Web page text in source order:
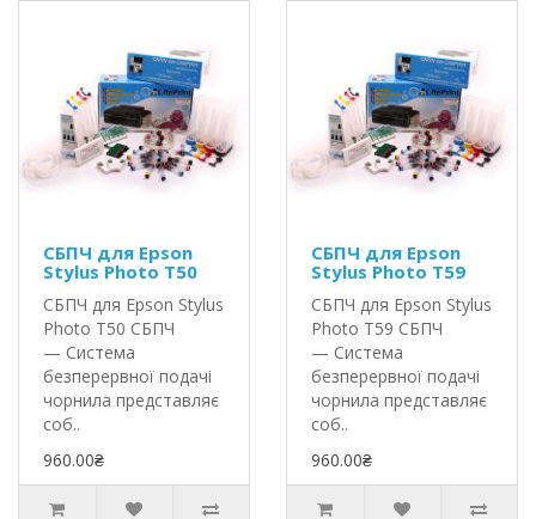
СБПЧ для Epson
Stylus Photo T50
СБПЧ для Epson Stylus
Photo T50 СБПЧ
— Система
безперервної подачі
чорнила представляє
соб..
960.00₴
СБПЧ для Epson
Stylus Photo T59
СБПЧ для Epson Stylus
Photo T59 СБПЧ
— Система
безперервної подачі
чорнила представляє
соб..
960.00₴